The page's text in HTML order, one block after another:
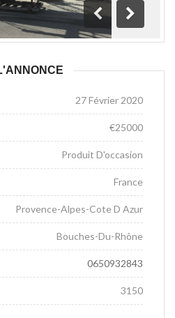
Précédente
Suivante
27 Février 2020
€25000
Produit D'occasion
France
Provence-Alpes-Cote D Azur
Bouches-Du-Rhône
0650932843
3150